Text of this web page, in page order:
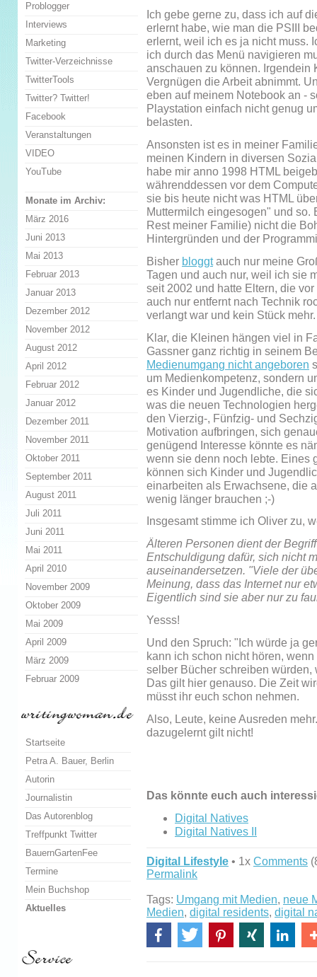
Ich gebe gerne zu, dass ich auf
erlernt habe, wie man die PSIII
erlernt, weil ich es ja nicht muss.
ich durch das Menü navigieren
anschauen zu können. Irgendein
Vergnügen die Arbeit abnimmt.
eben auf meinem Notebook an -
Playstation einfach nicht genug
belasten.
Ansonsten ist es in meiner
meinen Kindern in diversen
habe mir anno 1998 HTML
währenddessen vor dem
sie bis heute nicht was HTML
Muttermilch eingesogen" und so.
Rest meiner Familie) nicht die
Hintergründen und der
Bisher bloggtauch nur meine
Tagen und auch nur, weil ich sie
seit 2002 und hatte Eltern, die
auch nur entfernt nach Technik
verlangt war und kein Stück mehr.
Klar, die Kleinen hängen viel in
Gassner ganz richtig in seinem
Medienumgang nicht angeboren
um Medienkompetenz, sondern
es Kinder und Jugendliche, die
was die neuen Technologien
den Vierzig-, Fünfzig- und
Motivation aufbringen, sich
genügend Interesse könnte es
wenn sie denn noch lebte. Eines
können sich Kinder und
einarbeiten als Erwachsene, die
wenig länger brauchen ;-)
Insgesamt stimme ich Oliver zu,
Älteren Personen dient der
Entschuldigung dafür, sich nicht
auseinandersetzen. "Viele der
Meinung, dass das Internet nur
Eigentlich sind sie aber nur zu
Yesss!
Und den Spruch: "Ich würde ja
kann ich schon nicht hören,
selber Bücher schreiben
Das gilt hier genauso. Die Zeit
müsst ihr euch schon nehmen.
Also, Leute, keine Ausreden
dazugelernt gilt nicht!
Das könnte euch auch
Digital Natives
Digital Natives II
Digital Lifestyle • 1x Comments
Permalink
Tags: Umgang mit Medien, neue
Medien, digital residents, digital
Problogger
Interviews
Marketing
Twitter-Verzeichnisse
TwitterTools
Twitter? Twitter!
Facebook
Veranstaltungen
VIDEO
YouTube
Monate im Archiv:
März 2016
Juni 2013
Mai 2013
Februar 2013
Januar 2013
Dezember 2012
November 2012
August 2012
April 2012
Februar 2012
Januar 2012
Dezember 2011
November 2011
Oktober 2011
September 2011
August 2011
Juli 2011
Juni 2011
Mai 2011
April 2010
November 2009
Oktober 2009
Mai 2009
April 2009
März 2009
Februar 2009
Startseite
Petra A. Bauer, Berlin
Autorin
Journalistin
Das Autorenblog
Treffpunkt Twitter
BauernGartenFee
Termine
Mein Buchshop
Aktuelles